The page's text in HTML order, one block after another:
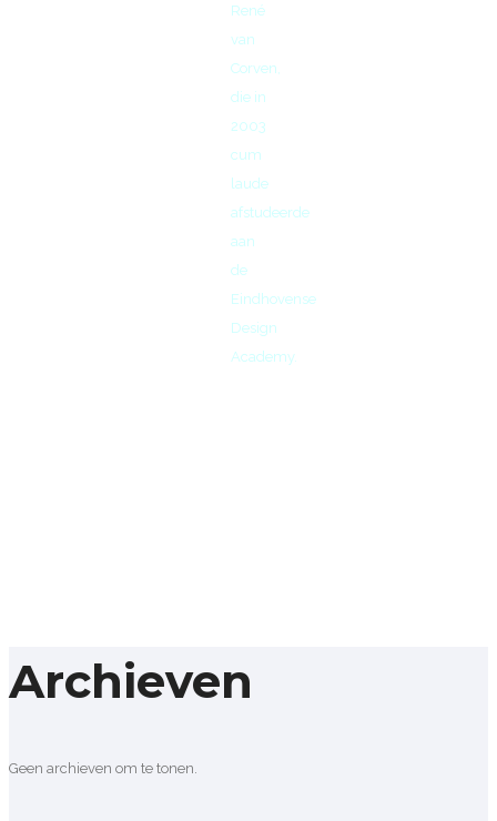
René
van
Corven,
die in
2003
cum
laude
afstudeerde
aan
de
Eindhovense
Design
Academy.
Archieven
Geen archieven om te tonen.